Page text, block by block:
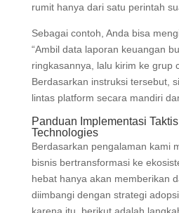
rumit hanya dari satu perintah
Sebagai contoh, Anda bisa
“Ambil data laporan keuangan
ringkasannya, lalu kirim ke grup
Berdasarkan instruksi tersebut,
lintas platform secara mandiri
Panduan Implementasi
Technologies
Berdasarkan pengalaman kami
bisnis bertransformasi ke
hebat hanya akan memberikan
diimbangi dengan strategi
karena itu, berikut adalah